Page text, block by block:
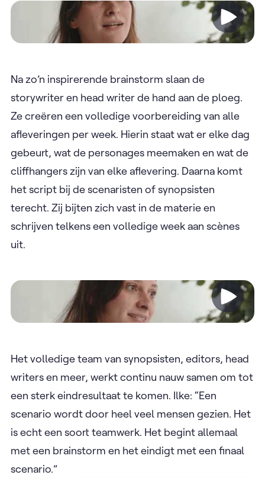
Video
Na zo’n inspirerende brainstorm slaan de
storywriter en head writer de hand aan de ploeg.
Ze creëren een volledige voorbereiding van alle
afleveringen per week. Hierin staat wat er elke dag
gebeurt, wat de personages meemaken en wat de
cliffhangers zijn van elke aflevering. Daarna komt
het script bij de scenaristen of synopsisten
terecht. Zij bijten zich vast in de materie en
schrijven telkens een volledige week aan scènes
uit.
Video
Het volledige team van synopsisten, editors, head
writers en meer, werkt continu nauw samen om tot
een sterk eindresultaat te komen. Ilke: “Een
scenario wordt door heel veel mensen gezien. Het
is echt een soort teamwerk. Het begint allemaal
met een brainstorm en het eindigt met een finaal
scenario.”